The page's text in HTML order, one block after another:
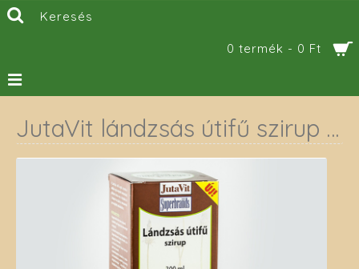
0 termék - 0 Ft
JutaVit lándzsás útifű szirup 300 ml